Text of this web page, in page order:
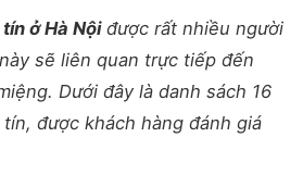
ở Hà Nộiđược rất nhiều người
sẽ liên quan trực tiếp đến
Dưới đây là danh sách 16
được khách hàng đánh giá